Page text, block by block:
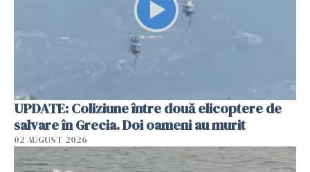
UPDATE: Coliziune între două elicoptere de
salvare în Grecia. Doi oameni au murit
02 AUGUST 2026